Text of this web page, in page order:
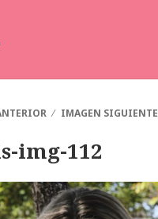
IMAGEN SIGUIENTE
img-112